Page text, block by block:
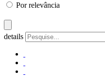
Por relevância
details